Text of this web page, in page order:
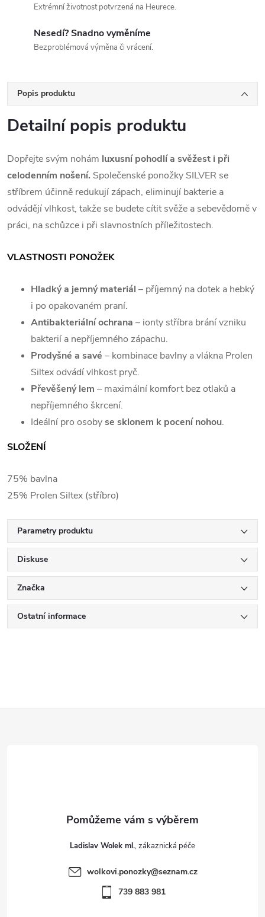
Extrémní životnost potvrzená na Heurece.
Nesedí? Snadno vyměníme
Bezproblémová výměna či vrácení.
Popis produktu
Detailní popis produktu
Dopřejte svým nohám luxusní pohodlí a svěžest i při
celodenním nošení. Společenské ponožky SILVER se
stříbrem účinně redukují zápach, eliminují bakterie a
odvádějí vlhkost, takže se budete cítit svěže a sebevědomě v
práci, na schůzce i při slavnostních příležitostech.
VLASTNOSTI PONOŽEK
Hladký a jemný materiál – příjemný na dotek a hebký
i po opakovaném praní.
Antibakteriální ochrana – ionty stříbra brání vzniku
bakterií a nepříjemného zápachu.
Prodyšné a savé – kombinace bavlny a vlákna Prolen
Siltex odvádí vlhkost pryč.
Převěšený lem – maximální komfort bez otlaků a
nepříjemného škrcení.
Ideální pro osobyse sklonem k pocení nohou.
SLOŽENÍ
75% bavlna
25% Prolen Siltex (stříbro)
Parametry produktu
Diskuse
Značka
Ostatní informace
Ladislav Wolek ml.
wolkovi.ponozky@seznam.cz
739 883 981